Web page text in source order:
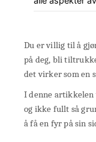
Du er villig til å
på deg, bli
det virker som en
I denne artikkelen
og ikke fullt så
å få en fyr på sin